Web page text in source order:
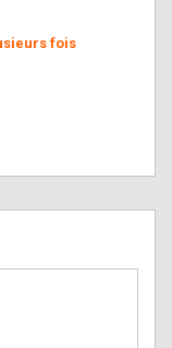
fois